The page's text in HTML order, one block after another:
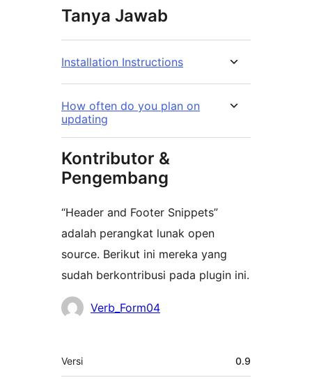
Tanya Jawab
Installation Instructions
How often do you plan on
updating
Kontributor &
Pengembang
“Header and Footer Snippets”
adalah perangkat lunak open
source. Berikut ini mereka yang
sudah berkontribusi pada plugin ini.
KontributorVerb_Form04
Meta
Versi 0.9